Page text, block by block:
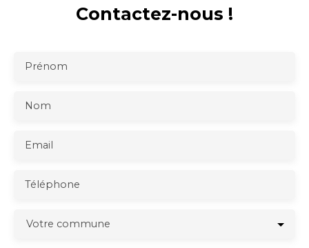
Contactez-nous !
Prénom
Nom
Email
Téléphone
Votre commune